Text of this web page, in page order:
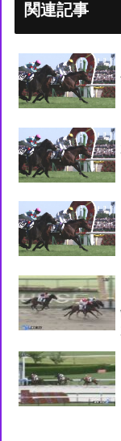
関連記事